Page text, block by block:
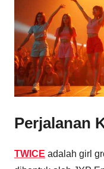
Perjalanan
TWICE adalah girl